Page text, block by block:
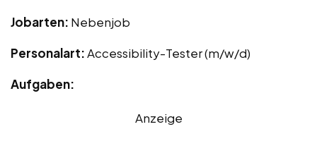
Jobarten: Nebenjob
Personalart:Accessibility-Tester (m/w/d)
Aufgaben:
Anzeige